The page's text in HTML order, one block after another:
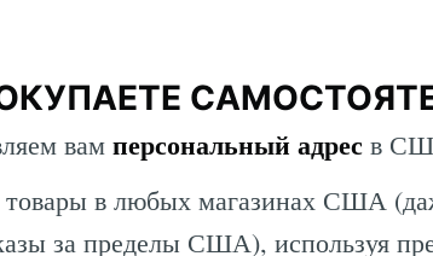
вамперсональный адрес в
товары в любых магазинах США
за пределы США), используя